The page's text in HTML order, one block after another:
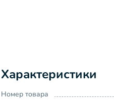
Характеристики
Номер товара